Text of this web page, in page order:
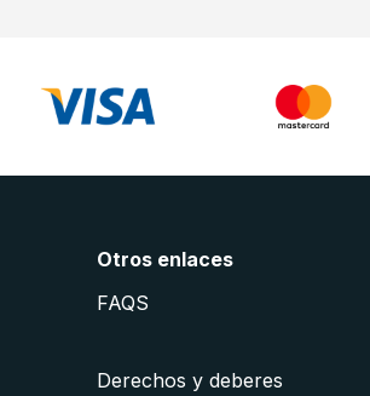
Otros enlaces
FAQS
Derechos y deberes